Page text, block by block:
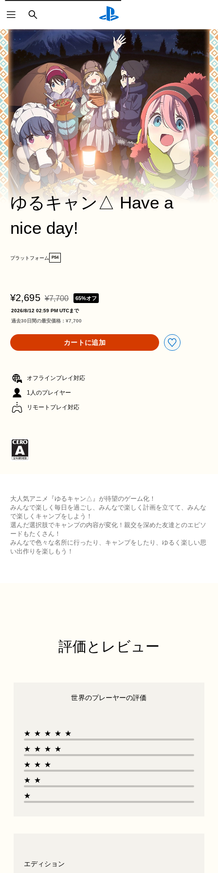
検
索
ゆるキャン△ Have a
nice day!
プラットフォーム PS4
¥2,695 通常価格¥7,700より値引き
¥7,700 65%オフ
2026/8/12 02:59 PM UTCまで
過去30日間の最安価格：¥7,700
カートに追加
オフラインプレイ対応
1人のプレイヤー
リモートプレイ対応
大人気アニメ『ゆるキャン△』が待望のゲーム化！
みんなで楽しく毎日を過ごし、みんなで楽しく計画を立てて、みんな
で楽しくキャンプをしよう！
選んだ選択肢でキャンプの内容が変化！親交を深めた友達とのエピソ
ードもたくさん！
みんなで色々な名所に行ったり、キャンプをしたり、ゆるく楽しい思
い出作りを楽しもう！
評価とレビュー
世界のプレーヤーの評価
★★★★★
★★★★
★★★
★★
★
エディション